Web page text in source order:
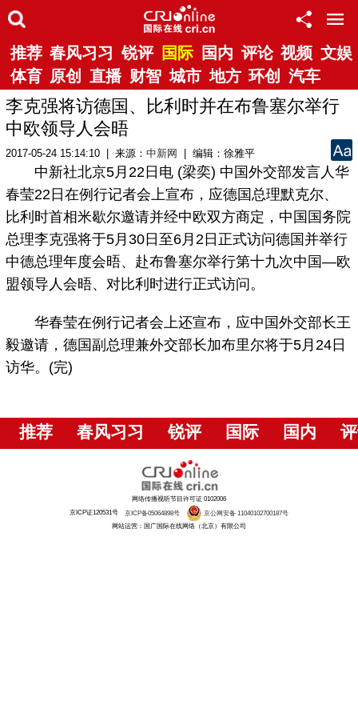
推荐 春风习习 锐评 国际 国内 评论 视频 文娱
体育 原创 直播 财智 城市 地方 环创 汽车
李克强将访德国、比利时并在布鲁塞尔举行
中欧领导人会晤
2017-05-24 15:14:10 | 来源：中新网 | 编辑：徐雅平
中新社北京5月22日电 (梁奕) 中国外交部发言人华
春莹22日在例行记者会上宣布，应德国总理默克尔、
比利时首相米歇尔邀请并经中欧双方商定，中国国务院
总理李克强将于5月30日至6月2日正式访问德国并举行
中德总理年度会晤、赴布鲁塞尔举行第十九次中国—欧
盟领导人会晤、对比利时进行正式访问。
华春莹在例行记者会上还宣布，应中国外交部长王
毅邀请，德国副总理兼外交部长加布里尔将于5月24日
访华。(完)
推荐 春风习习 锐评 国际 国内
网络传播视听节目许可证 0102006
京ICP证120531号 京ICP备05064898号
京公网安备 11040102700187号
网站运营：国广国际在线网络（北京）有限公司